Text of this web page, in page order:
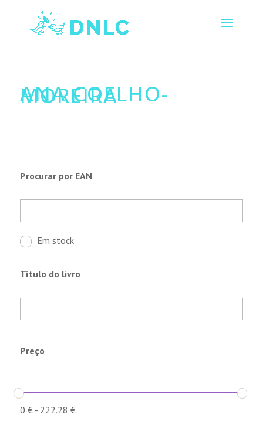
ANA COELHO-
MOREIRA
Procurar por EAN
Em stock
Título do livro
Preço
0 €- 222.28 €